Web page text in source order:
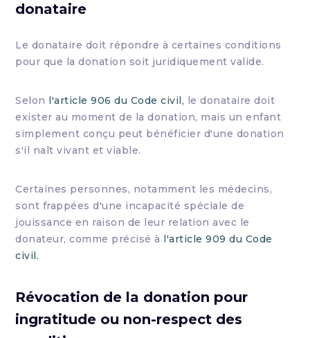
donataire
Le donataire doit répondre à certaines conditions
pour que la donation soit juridiquement valide.
Selon l'article 906 du Code civil, le donataire doit
exister au moment de la donation, mais un enfant
simplement conçu peut bénéficier d'une donation
s'il naît vivant et viable.
Certaines personnes, notamment les médecins,
sont frappées d'une incapacité spéciale de
jouissance en raison de leur relation avec le
donateur, comme précisé à l'article 909 du Code
civil.
Révocation de la donation pour
ingratitude ou non-respect des